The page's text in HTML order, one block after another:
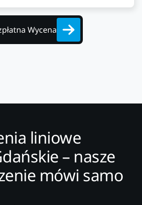
Wycena
liniowe
– nasze
mówi samo